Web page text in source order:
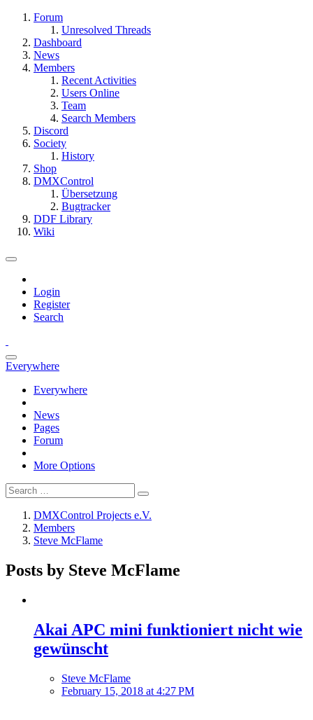
Forum
Unresolved Threads
Dashboard
News
Members
Recent Activities
Users Online
Team
Search Members
Discord
Society
History
Shop
DMXControl
Übersetzung
Bugtracker
DDF Library
Wiki
Login
Register
Search
Everywhere
Everywhere
News
Pages
Forum
More Options
DMXControl Projects e.V.
Members
Steve McFlame
Posts by Steve McFlame
Akai APC mini funktioniert nicht wie
gewünscht
Steve McFlame
February 15, 2018 at 4:27 PM